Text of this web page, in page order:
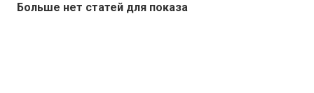
Больше нет статей для показа